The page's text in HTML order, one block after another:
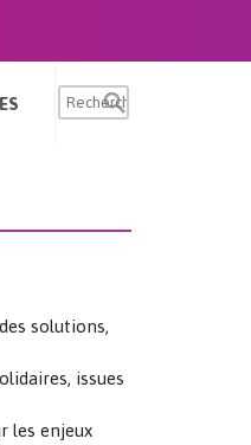
solutions,
issues
les enjeux